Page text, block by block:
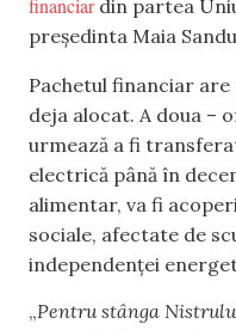
financiardin partea
președinta Maia
Pachetul financiar
deja alocat. A doua –
urmează a fi
electrică până în
alimentar, va fi
sociale, afectate de
independenței
„Pentru stânga